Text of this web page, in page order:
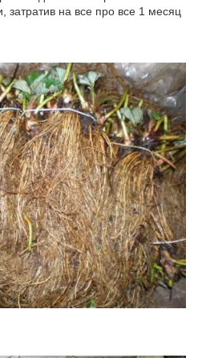
затратив на все про все 1 месяц